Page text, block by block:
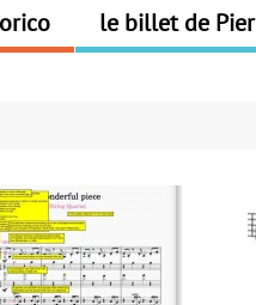
le billet de